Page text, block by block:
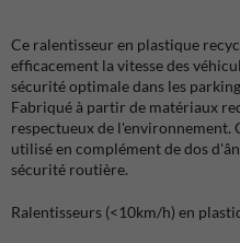
Ce ralentisseur en plastique
efficacement la vitesse des
sécurité optimale dans les
Fabriqué à partir de matériaux
respectueux de l'environnement.
utilisé en complément de dos
sécurité routière.
Ralentisseurs (<10km/h) en